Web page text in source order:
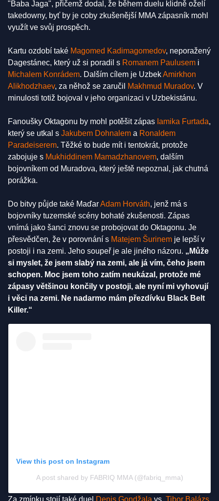
"Baba Jaga", přičemž dodal, že během duelu klidně oželí
takedowny, byť by je coby zkušenější MMA zápasník mohl
využít ve svůj prospěch.
Kartu ozdobí také Magomed Kadimagomedov, neporažený
Dagestánec, který už si poradil s Romanem Paulusem i
Michalem Konrádem. Dalším cílem je UzbekAmirkhon
Alikhodzhaev, za něhož se zaručil Makhmud Muradov. V
minulosti totiž bojoval v jeho organizaci v Uzbekistánu.
Fanoušky Oktagonu by mohl potěšit zápas Iamika Furtada,
který se utkal s Jakubem Dohnalem a Ronaldem
Paradeiserem. Těžké to bude mít i tentokrát, protože
zabojuje s Mukhiddinem Mamadzhanovem, dalším
bojovníkem od Muradova, který ještě nepoznal, jak chutná
porážka.
Do bitvy půjde také MaďarAdam Horváth, jenž má s
bojovníky tuzemské scény bohaté zkušenosti. Zápas
vnímá jako šanci znovu se probojovat do Oktagonu. Je
přesvědčen, že v porovnání s Matejem Šurinem je lepší v
postoji i na zemi. Jeho soupeř je ale jiného názoru. „Může
si myslet, že jsem slabý na zemi, ale já vím, čeho jsem
schopen. Moc jsem toho zatím neukázal, protože mé
zápasy většinou končily v postoji, ale nyní mi vyhovují
i věci na zemi. Ne nadarmo mám přezdívku Black Belt
Killer.“
View this post on Instagram
A post shared by FABRIQ MMA (@fabriq_mma)
Za zmínku stojí také duel Denis Gondžala vs. Tibor Balázs